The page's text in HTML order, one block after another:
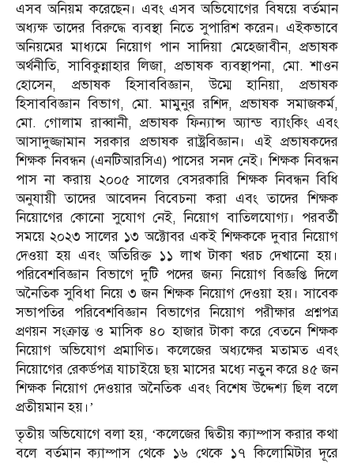
এসব অনিয়ম করেছেন। এবং এসব অভিযোগের বিষয়ে বর্তমান
অধ্যক্ষ তাদের বিরুদ্ধে ব্যবস্থা নিতে সুপারিশ করেন। এইকভাবে
অনিয়মের মাধ্যমে নিয়োগ পান সাদিয়া মেহেজাবীন, প্রভাষক
অর্থনীতি, সাবিকুন্নাহার লিজা, প্রভাষক ব্যবস্থাপনা, মো. শাওন
হোসেন, প্রভাষক হিসাববিজ্ঞান, উম্মে হানিয়া, প্রভাষক
হিসাববিজ্ঞান বিভাগ, মো. মামুনুর রশিদ, প্রভাষক সমাজকর্ম,
মো. গোলাম রাব্বানী, প্রভাষক ফিন্যান্স অ্যান্ড ব্যাংকিং এবং
আসাদুজ্জামান সরকার প্রভাষক রাষ্ট্রবিজ্ঞান। এই প্রভাষকদের
শিক্ষক নিবন্ধন (এনটিআরসিএ) পাসের সনদ নেই। শিক্ষক নিবন্ধন
পাস না করায় ২০০৫ সালের বেসরকারি শিক্ষক নিবন্ধন বিধি
অনুযায়ী তাদের আবেদন বিবেচনা করা এবং তাদের শিক্ষক
নিয়োগের কোনো সুযোগ নেই, নিয়োগ বাতিলযোগ্য। পরবর্তী
সময়ে ২০২৩ সালের ১৩ অক্টোবর একই শিক্ষককে দুবার নিয়োগ
দেওয়া হয় এবং অতিরিক্ত ১১ লাখ টাকা খরচ দেখানো হয়।
পরিবেশবিজ্ঞান বিভাগে দুটি পদের জন্য নিয়োগ বিজ্ঞপ্তি দিলে
অনৈতিক সুবিধা নিয়ে ৩ জন শিক্ষক নিয়োগ দেওয়া হয়। সাবেক
সভাপতির পরিবেশবিজ্ঞান বিভাগের নিয়োগ পরীক্ষার প্রশ্নপত্র
প্রণয়ন সংক্রান্ত ও মাসিক ৪০ হাজার টাকা করে বেতনে শিক্ষক
নিয়োগ অভিযোগ প্রমাণিত। কলেজের অধ্যক্ষের মতামত এবং
নিয়োগের রেকর্ডপত্র যাচাইয়ে ছয় মাসের মধ্যে নতুন করে ৪৫ জন
শিক্ষক নিয়োগ দেওয়ার অনৈতিক এবং বিশেষ উদ্দেশ্য ছিল বলে
প্রতীয়মান হয়।’
তৃতীয় অভিযোগে বলা হয়, ‘কলেজের দ্বিতীয় ক্যাম্পাস করার কথা
বলে বর্তমান ক্যাম্পাস থেকে ১৬ থেকে ১৭ কিলোমিটার দূরে